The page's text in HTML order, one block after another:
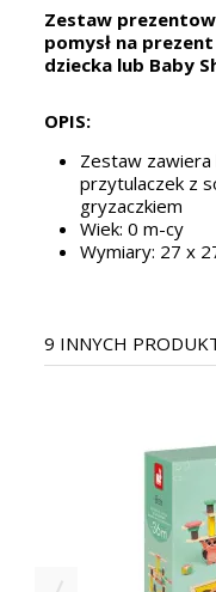
Zestaw
pomysł na
dziecka lub Baby
OPIS:
Zestaw zawiera
przytulaczek z
gryzaczkiem
Wiek: 0 m-cy
Wymiary: 27 x
9 INNYCH